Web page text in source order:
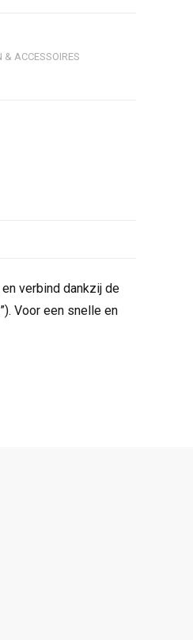
ACCESSOIRES
verbind dankzij de
Voor een snelle en